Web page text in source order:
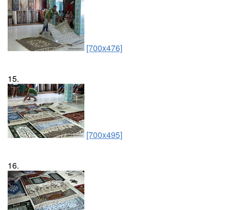
[700x476]
15.
[700x495]
16.